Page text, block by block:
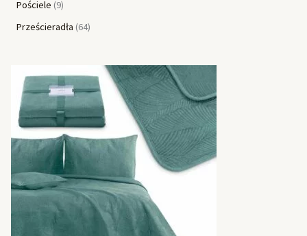
Pościele 9
Prześcieradła 64